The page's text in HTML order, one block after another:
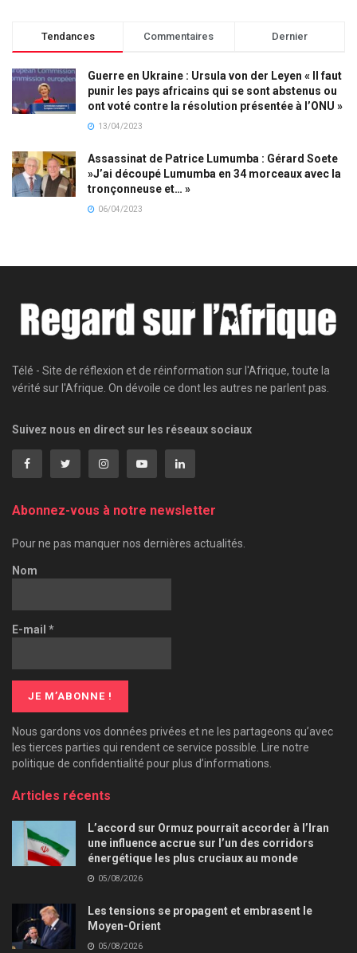
Tendances Commentaires Dernier
Guerre en Ukraine : Ursula von der Leyen « Il faut
punir les pays africains qui se sont abstenus ou
ont voté contre la résolution présentée à l’ONU »
13/04/2023
Assassinat de Patrice Lumumba : Gérard Soete
»J’ai découpé Lumumba en 34 morceaux avec la
tronçonneuse et… »
06/04/2023
Télé - Site de réflexion et de réinformation sur l'Afrique, toute la
vérité sur l'Afrique. On dévoile ce dont les autres ne parlent pas.
Suivez nous en direct sur les réseaux sociaux
Abonnez-vous à notre newsletter
Pour ne pas manquer nos dernières actualités.
Nom
E-mail *
Nous gardons vos données privées et ne les partageons qu’avec
les tierces parties qui rendent ce service possible. Lire notre
politique de confidentialité pour plus d’informations.
Articles récents
L’accord sur Ormuz pourrait accorder à l’Iran
une influence accrue sur l’un des corridors
énergétique les plus cruciaux au monde
05/08/2026
Les tensions se propagent et embrasent le
Moyen-Orient
05/08/2026